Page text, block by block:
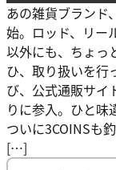
あの雑貨ブランド
始。ロッド、リー
以外にも、ちょっ
ひ、取り扱いを行
び、公式通販サイ
りに参入。ひと味
ついに3COINSも
[…]